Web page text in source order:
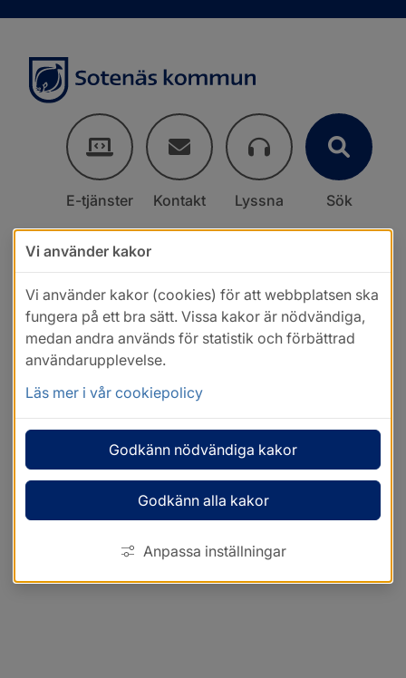
E-tjänster Kontakt Lyssna Sök
Vi använder kakor
Vi använder kakor (cookies) för att webbplatsen ska
fungera på ett bra sätt. Vissa kakor är nödvändiga,
medan andra används för statistik och förbättrad
användarupplevelse.
Läs mer i vår cookiepolicy
Godkänn nödvändiga kakor
Godkänn alla kakor
Anpassa inställningar